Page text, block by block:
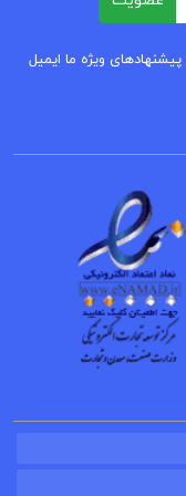
طراحی
ویژه ما ایمیل